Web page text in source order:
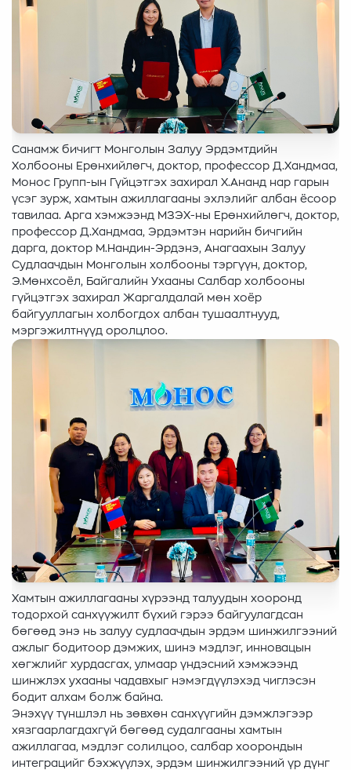
Санамж бичигт Монголын Залуу Эрдэмтдийн
Холбооны Ерөнхийлөгч, доктор, профессор Д.Хандмаа,
Монос Групп-ын Гүйцэтгэх захирал Х.Ананд нар гарын
үсэг зурж, хамтын ажиллагааны эхлэлийг албан ёсоор
тавилаа. Арга хэмжээнд МЗЭХ-ны Ерөнхийлөгч, доктор,
профессор Д.Хандмаа, Эрдэмтэн нарийн бичгийн
дарга, доктор М.Нандин-Эрдэнэ, Анагаахын Залуу
Судлаачдын Монголын холбооны тэргүүн, доктор,
Э.Мөнхсоёл, Байгалийн Ухааны Салбар холбооны
гүйцэтгэх захирал Жаргалдалай мөн хоёр
байгууллагын холбогдох албан тушаалтнууд,
мэргэжилтнүүд оролцлоо.
Хамтын ажиллагааны хүрээнд талуудын хооронд
тодорхой санхүүжилт бүхий гэрээ байгуулагдсан
бөгөөд энэ нь залуу судлаачдын эрдэм шинжилгээний
ажлыг бодитоор дэмжих, шинэ мэдлэг, инновацын
хөгжлийг хурдасгах, улмаар үндэсний хэмжээнд
шинжлэх ухааны чадавхыг нэмэгдүүлэхэд чиглэсэн
бодит алхам болж байна.
Энэхүү түншлэл нь зөвхөн санхүүгийн дэмжлэгээр
хязгаарлагдахгүй бөгөөд судалгааны хамтын
ажиллагаа, мэдлэг солилцоо, салбар хоорондын
интеграцийг бэхжүүлэх, эрдэм шинжилгээний үр дүнг